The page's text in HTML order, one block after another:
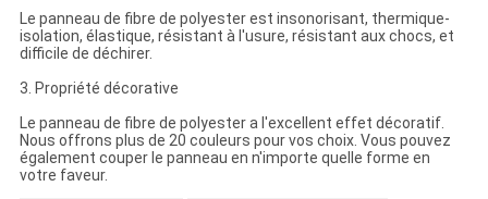
Le panneau de fibre de polyester est insonorisant, thermique-
isolation, élastique, résistant à l'usure, résistant aux chocs, et
difficile de déchirer.
3. Propriété décorative
Le panneau de fibre de polyester a l'excellent effet décoratif.
Nous offrons plus de 20 couleurs pour vos choix. Vous pouvez
également couper le panneau en n'importe quelle forme en
votre faveur.